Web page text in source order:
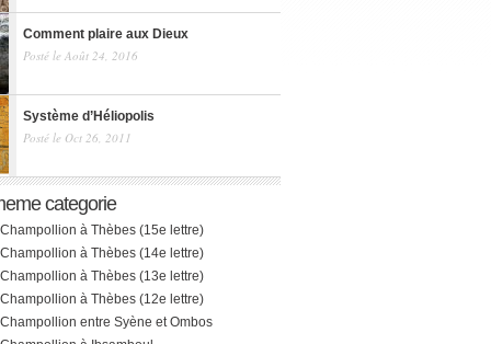
Comment plaire aux Dieux
Posté le Août 24, 2016
Système d’Héliopolis
Posté le Oct 26, 2011
categorie
à Thèbes (15e lettre)
à Thèbes (14e lettre)
à Thèbes (13e lettre)
à Thèbes (12e lettre)
entre Syène et Ombos